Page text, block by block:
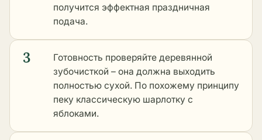
получится эффектная праздничная
подача.
3
Готовность проверяйте деревянной
зубочисткой – она должна выходить
полностью сухой. По похожему принципу
пеку классическую шарлотку с
яблоками.